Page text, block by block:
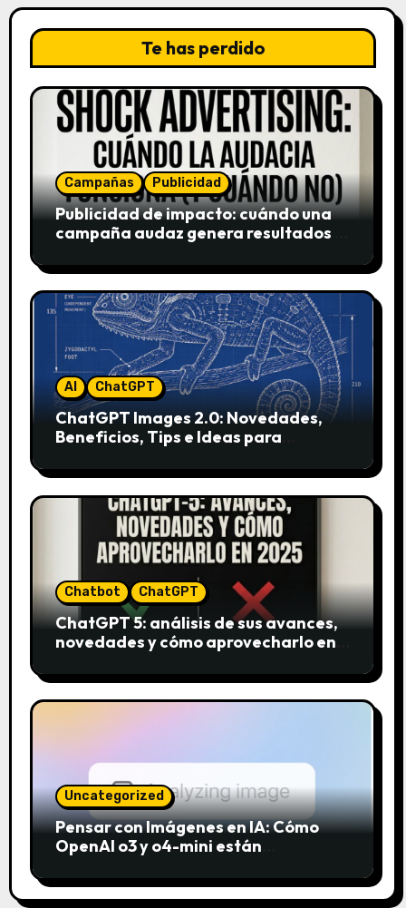
Te has perdido
Campañas Publicidad
Publicidad de impacto: cuándo una
campaña audaz genera resultados y
AI ChatGPT
ChatGPT Images 2.0: Novedades,
Beneficios, Tips e Ideas para
Chatbot ChatGPT
ChatGPT 5: análisis de sus avances,
novedades y cómo aprovecharlo en
Uncategorized
Pensar con Imágenes en IA: Cómo
OpenAI o3 y o4-mini están